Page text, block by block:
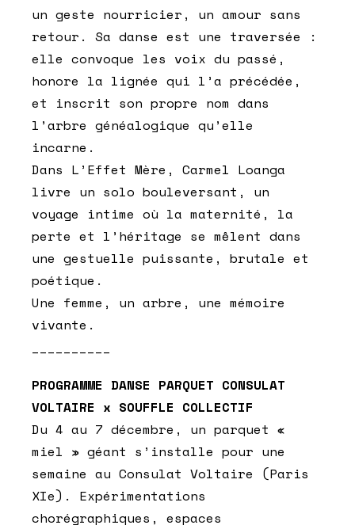
un geste nourricier, un amour sans
retour. Sa danse est une traversée :
elle convoque les voix du passé,
honore la lignée qui l’a précédée,
et inscrit son propre nom dans
l’arbre généalogique qu’elle
incarne.
Dans L’Effet Mère, Carmel Loanga
livre un solo bouleversant, un
voyage intime où la maternité, la
perte et l’héritage se mêlent dans
une gestuelle puissante, brutale et
poétique.
Une femme, un arbre, une mémoire
vivante.
PROGRAMME DANSE PARQUET CONSULAT
VOLTAIRE x SOUFFLE COLLECTIF
Du 4 au 7 décembre, un parquet «
miel » géant s’installe pour une
semaine au Consulat Voltaire (Paris
XIe). Expérimentations
chorégraphiques, espaces